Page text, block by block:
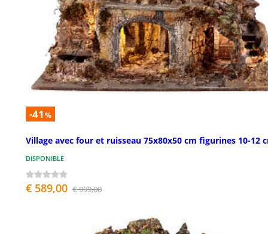
-41 %
Village avec four et ruisseau 75x80x50 cm figurines 10-12
DISPONIBLE
€ 589,00 € 999,00